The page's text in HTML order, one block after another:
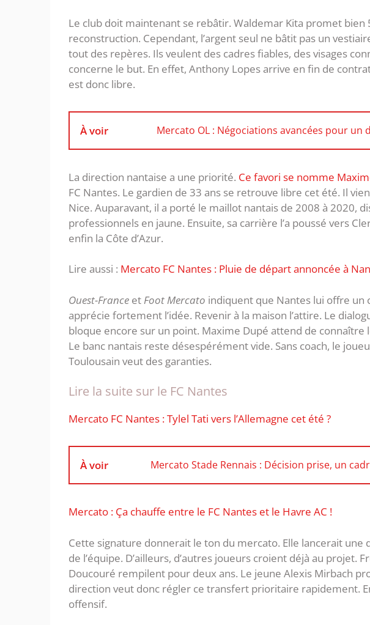
Le club doit maintenant se rebâtir. Waldemar Kita promet bien
reconstruction. Cependant, l’argent seul ne bâtit pas un
tout des repères. Ils veulent des cadres fiables, des visages
concerne le but. En effet, Anthony Lopes arrive en fin de
est donc libre.
À voir Mercato OL : Négociations avancées pour un
La direction nantaise a une priorité. Ce favori se nomme
FC Nantes. Le gardien de 33 ans se retrouve libre cet été. Il
Nice. Auparavant, il a porté le maillot nantais de 2008 à 2020,
professionnels en jaune. Ensuite, sa carrière l’a poussé vers
enfin la Côte d’Azur.
Lire aussi : Mercato FC Nantes : Pluie de départ annoncée à
Ouest-France et Foot Mercato indiquent que Nantes lui offre un
apprécie fortement l’idée. Revenir à la maison l’attire. Le
bloque encore sur un point. Maxime Dupé attend de
Le banc nantais reste désespérément vide. Sans coach, le
Toulousain veut des garanties.
Lire la suite sur le FC Nantes
Mercato FC Nantes : Tylel Tati vers l’Allemagne cet été ?
À voir Mercato Stade Rennais : Décision prise, un
Mercato : Ça chauffe entre le FC Nantes et le Havre AC !
Cette signature donnerait le ton du mercato. Elle lancerait
de l’équipe. D’ailleurs, d’autres joueurs croient déjà au projet.
Doucouré rempilent pour deux ans. Le jeune Alexis Mirbach
direction veut donc régler ce transfert prioritaire rapidement.
offensif.